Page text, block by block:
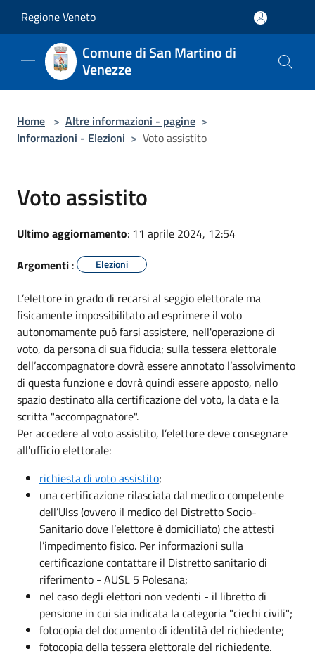
Regione Veneto
Comune di San Martino di
Venezze
Home > Altre informazioni - pagine >
Informazioni - Elezioni > Voto assistito
Voto assistito
Ultimo aggiornamento: 11 aprile 2024, 12:54
Argomenti : Elezioni
L’elettore in grado di recarsi al seggio elettorale ma
fisicamente impossibilitato ad esprimere il voto
autonomamente può farsi assistere, nell'operazione di
voto, da persona di sua fiducia; sulla tessera elettorale
dell’accompagnatore dovrà essere annotato l’assolvimento
di questa funzione e dovrà quindi essere apposto, nello
spazio destinato alla certificazione del voto, la data e la
scritta "accompagnatore".
Per accedere al voto assistito, l’elettore deve consegnare
all'ufficio elettorale:
richiesta di voto assistito;
una certificazione rilasciata dal medico competente
dell’Ulss (ovvero il medico del Distretto Socio-
Sanitario dove l’elettore è domiciliato) che attesti
l’impedimento fisico. Per informazioni sulla
certificazione contattare il Distretto sanitario di
riferimento - AUSL 5 Polesana;
nel caso degli elettori non vedenti - il libretto di
pensione in cui sia indicata la categoria "ciechi civili";
fotocopia del documento di identità del richiedente;
fotocopia della tessera elettorale del richiedente.